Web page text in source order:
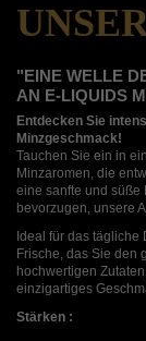
"EINE WELLE
AN E-LIQUIDS
Entdecken Sie
Minzgeschmack!
Tauchen Sie ein in
Minzaromen, die
eine sanfte und süße
bevorzugen, unsere
Ideal für das
Frische, das Sie den
hochwertigen
einzigartiges
Stärken :